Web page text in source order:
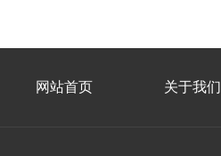
网站首页 关于我们